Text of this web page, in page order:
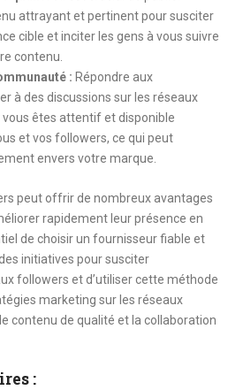
attrayant et pertinent pour susciter
cible et inciter les gens à vous suivre
contenu.
: Répondre aux
à des discussions sur les réseaux
êtes attentif et disponible
et vos followers, ce qui peut
envers votre marque.
peut offrir de nombreux avantages
rapidement leur présence en
de choisir un fournisseur fiable et
initiatives pour susciter
followers et d’utiliser cette méthode
marketing sur les réseaux
contenu de qualité et la collaboration
: